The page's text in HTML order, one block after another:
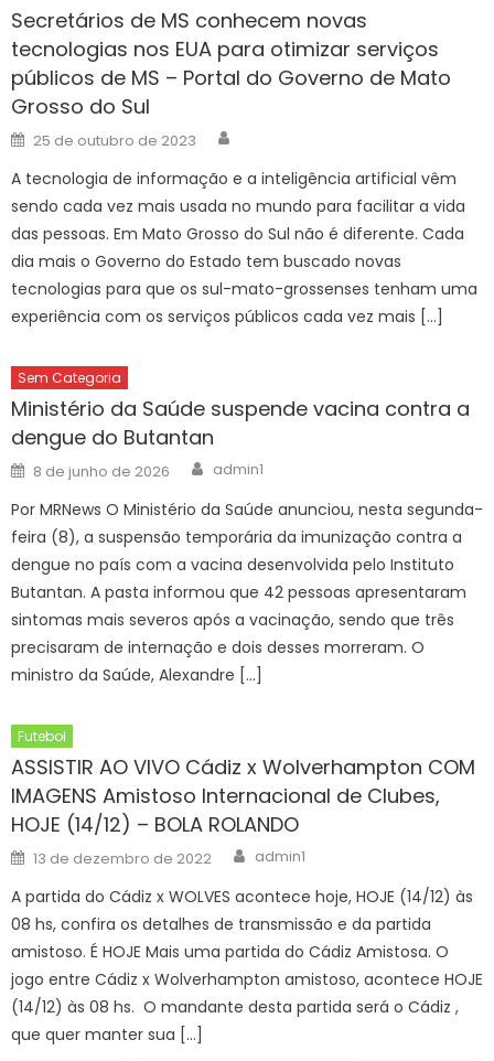
Secretários de MS conhecem novas
tecnologias nos EUA para otimizar serviços
públicos de MS – Portal do Governo de Mato
Grosso do Sul
Posted
on
25 de outubro de 2023
A tecnologia de informação e a inteligência artificial vêm
sendo cada vez mais usada no mundo para facilitar a vida
das pessoas. Em Mato Grosso do Sul não é diferente. Cada
dia mais o Governo do Estado tem buscado novas
tecnologias para que os sul-mato-grossenses tenham uma
experiência com os serviços públicos cada vez mais […]
Sem Categoria
Ministério da Saúde suspende vacina contra a
dengue do Butantan
Posted
on
8 de junho de 2026 Author
admin1
Por MRNews O Ministério da Saúde anunciou, nesta segunda-
feira (8), a suspensão temporária da imunização contra a
dengue no país com a vacina desenvolvida pelo Instituto
Butantan. A pasta informou que 42 pessoas apresentaram
sintomas mais severos após a vacinação, sendo que três
precisaram de internação e dois desses morreram. O
ministro da Saúde, Alexandre […]
Futebol
ASSISTIR AO VIVO Cádiz x Wolverhampton COM
IMAGENS Amistoso Internacional de Clubes,
HOJE (14/12) – BOLA ROLANDO
Posted
on
13 de dezembro de 2022 Author
admin1
A partida do Cádiz x WOLVES acontece hoje, HOJE (14/12) às
08 hs, confira os detalhes de transmissão e da partida
amistoso. É HOJE Mais uma partida do Cádiz Amistosa. O
jogo entre Cádiz x Wolverhampton amistoso, acontece HOJE
(14/12) às 08 hs. O mandante desta partida será o Cádiz ,
que quer manter sua […]